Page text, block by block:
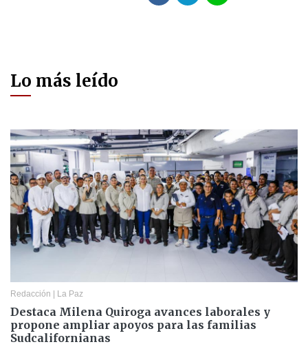
Lo más leído
Redacción | La Paz
Destaca Milena Quiroga avances laborales y
propone ampliar apoyos para las familias
Sudcalifornianas